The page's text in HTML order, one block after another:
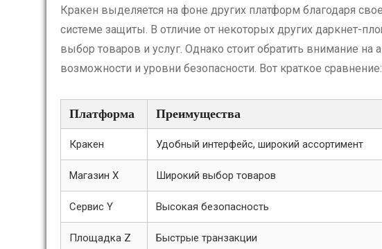
Кракен выделяется на фоне других платформ благодаря
системе защиты. В отличие от некоторых других даркнет-
выбор товаров и услуг. Однако стоит обратить внимание
возможности и уровни безопасности. Вот краткое сравнение:
Платформа Преимущества
Кракен Удобный интерфейс, широкий ассортимент
Магазин X Широкий выбор товаров
Сервис Y Высокая безопасность
Площадка Z Быстрые транзакции